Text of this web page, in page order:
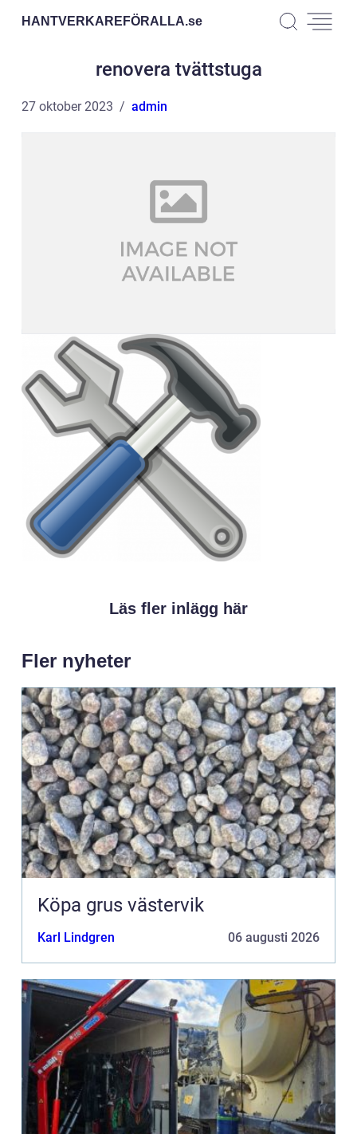
HANTVERKAREFÖRALLA.se
renovera tvättstuga
27 oktober 2023 admin
Läs fler inlägg här
Fler nyheter
Köpa grus västervik
Karl Lindgren 06 augusti 2026